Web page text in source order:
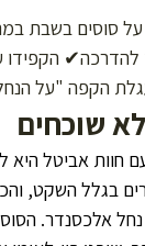
סוסים בשבת
הקפידו
הקפה "על
שוכחים
חוות אביטל
בגלל השקט,
אלכסנדר.